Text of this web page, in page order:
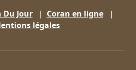
Du Jour| Coran en ligne|
légales